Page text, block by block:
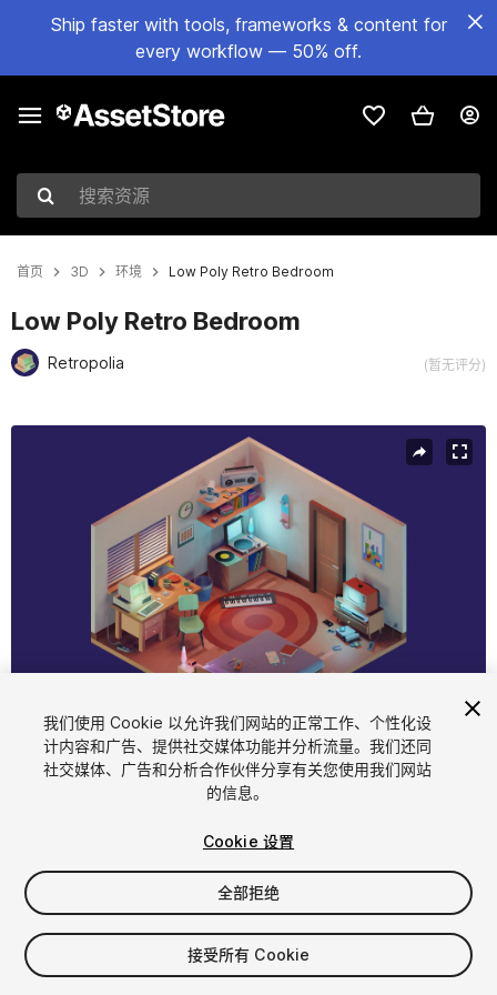
Ship faster with tools, frameworks & content for
every workflow — 50% off.
搜索资源
首页 3D 环境 Low Poly Retro Bedroom
Low Poly Retro Bedroom
Retropolia (暂无评分)
1/13
$7.97
增值税将在结算时计算
我们使用 Cookie 以允许我们网站的正常工作、个性化设
计内容和广告、提供社交媒体功能并分析流量。我们还同
社交媒体、广告和分析合作伙伴分享有关您使用我们网站
的信息。
Cookie 设置
全部拒绝
接受所有 Cookie